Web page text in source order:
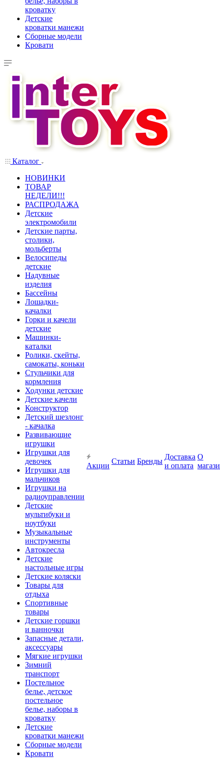
кроватку
Детские
кроватки манежи
Сборные модели
Кровати
Каталог
НОВИНКИ
ТОВАР
НЕДЕЛИ!!!
РАСПРОДАЖА
Детские
электромобили
Детские парты,
столики,
мольберты
Велосипеды
детские
Надувные
изделия
Бассейны
Лошадки-
качалки
Горки и качели
детские
Машинки-
каталки
Ролики, скейты,
самокаты, коньки
Стульчики для
кормления
Ходунки детские
Детские качели
Конструктор
Детский шезлонг
- качалка
Развивающие
игрушки
Игрушки для
девочек
Игрушки для
мальчиков
Игрушки на
радиоуправлении
Детские
мультибуки и
ноутбуки
Музыкальные
инструменты
Автокресла
Детские
настольные игры
Детские коляски
Товары для
отдыха
Спортивные
товары
Детские горшки
и ванночки
Запасные детали,
аксессуары
Мягкие игрушки
Зимний
транспорт
Постельное
белье, детское
постельное
белье, наборы в
кроватку
Детские
кроватки манежи
Сборные модели
Кровати
Акции
Статьи Бренды
Доставка
и оплата
О